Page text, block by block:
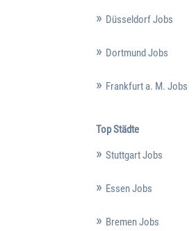
Düsseldorf Jobs
Dortmund Jobs
Frankfurt a. M. Jobs
Top Städte
Stuttgart Jobs
Essen Jobs
Bremen Jobs